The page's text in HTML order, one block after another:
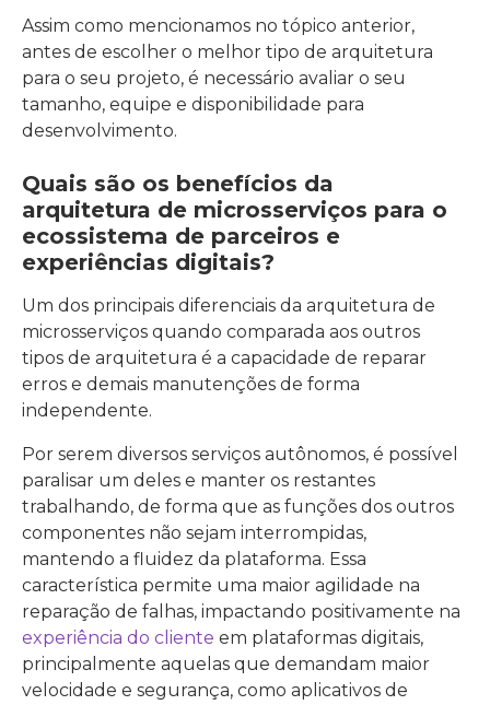
Assim como mencionamos no tópico anterior,
antes de escolher o melhor tipo de arquitetura
para o seu projeto, é necessário avaliar o seu
tamanho, equipe e disponibilidade para
desenvolvimento.
Quais são os benefícios da
arquitetura de microsserviços para o
ecossistema de parceiros e
experiências digitais?
Um dos principais diferenciais da arquitetura de
microsserviços quando comparada aos outros
tipos de arquitetura é a capacidade de reparar
erros e demais manutenções de forma
independente.
Por serem diversos serviços autônomos, é possível
paralisar um deles e manter os restantes
trabalhando, de forma que as funções dos outros
componentes não sejam interrompidas,
mantendo a fluidez da plataforma. Essa
característica permite uma maior agilidade na
reparação de falhas, impactando positivamente na
experiência do cliente em plataformas digitais,
principalmente aquelas que demandam maior
velocidade e segurança, como aplicativos de